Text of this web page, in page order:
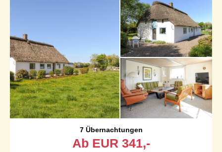
7 Übernachtungen
Ab EUR 341,-